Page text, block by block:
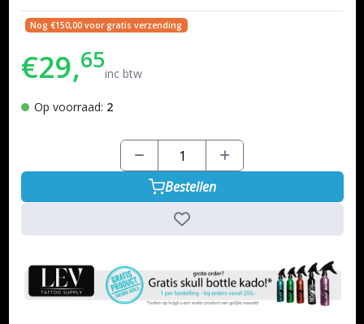
Nog €150,00 voor gratis verzending
€29,65inc btw
Op voorraad: 2
Bestellen